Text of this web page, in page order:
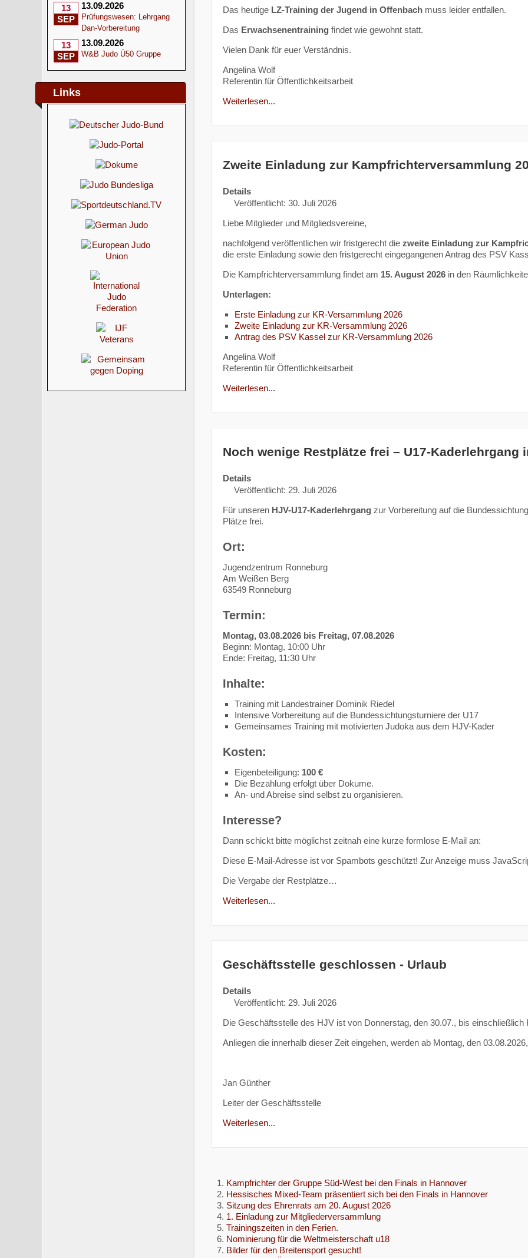
13
SEP
13.09.2026
Prüfungswesen: Lehrgang
Dan-Vorbereitung
13
SEP
13.09.2026
W&B Judo Ü50 Gruppe
Links
Das heutige LZ-Training der Jugend in Offenbachmuss leider entfallen.
Das Erwachsenentraining findet wie gewohnt statt.
Vielen Dank für euer Verständnis.
Angelina Wolf
Referentin für Öffentlichkeitsarbeit
Weiterlesen...
Zweite Einladung zur Kampfrichterversammlung
Details
Veröffentlicht: 30. Juli 2026
Liebe Mitglieder und Mitgliedsvereine,
nachfolgend veröffentlichen wir fristgerecht die zweite Einladung zur
die erste Einladung sowie den fristgerecht eingegangenen Antrag des PSV
Die Kampfrichterversammlung findet am 15. August 2026in den
Unterlagen:
Erste Einladung zur KR-Versammlung 2026
Zweite Einladung zur KR-Versammlung 2026
Antrag des PSV Kassel zur KR-Versammlung 2026
Angelina Wolf
Referentin für Öffentlichkeitsarbeit
Weiterlesen...
Noch wenige Restplätze frei – U17-Kaderlehrgang
Details
Veröffentlicht: 29. Juli 2026
Für unseren HJV-U17-Kaderlehrgangzur Vorbereitung auf die
Plätze frei.
Ort:
Jugendzentrum Ronneburg
Am Weißen Berg
63549 Ronneburg
Termin:
Montag, 03.08.2026 bis Freitag, 07.08.2026
Beginn: Montag, 10:00 Uhr
Ende: Freitag, 11:30 Uhr
Inhalte:
Training mit Landestrainer Dominik Riedel
Intensive Vorbereitung auf die Bundessichtungsturniere der U17
Gemeinsames Training mit motivierten Judoka aus dem HJV-Kader
Kosten:
Eigenbeteiligung: 100 €
Die Bezahlung erfolgt über Dokume.
An- und Abreise sind selbst zu organisieren.
Interesse?
Dann schickt bitte möglichst zeitnah eine kurze formlose E-Mail an:
Diese E-Mail-Adresse ist vor Spambots geschützt! Zur Anzeige muss
Die Vergabe der Restplätze…
Weiterlesen...
Geschäftsstelle geschlossen - Urlaub
Details
Veröffentlicht: 29. Juli 2026
Die Geschäftsstelle des HJV ist von Donnerstag, den 30.07., bis einschließlich
Anliegen die innerhalb dieser Zeit eingehen, werden ab Montag, den
Jan Günther
Leiter der Geschäftsstelle
Weiterlesen...
Kampfrichter der Gruppe Süd-West bei den Finals in Hannover
Hessisches Mixed-Team präsentiert sich bei den Finals in Hannover
Sitzung des Ehrenrats am 20. August 2026
1. Einladung zur Mitgliederversammlung
Trainingszeiten in den Ferien.
Nominierung für die Weltmeisterschaft u18
Bilder für den Breitensport gesucht!